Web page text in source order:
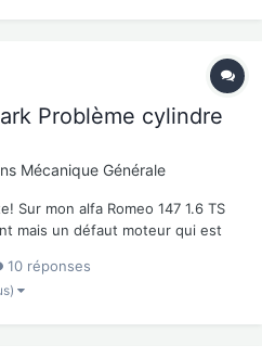
Problème cylindre
Mécanique Générale
Sur mon alfa Romeo 147 1.6 TS
mais un défaut moteur qui est
des bougies, des capteurs,
10 réponses